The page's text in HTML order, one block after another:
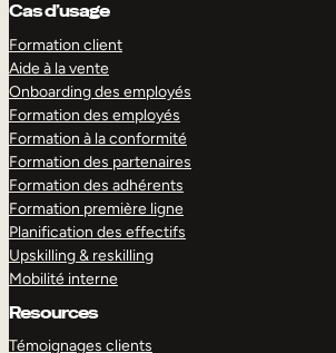
Cas d’usage
Formation client
Aide à la vente
Onboarding des employés
Formation des employés
Formation à la conformité
Formation des partenaires
Formation des adhérents
Formation première ligne
Planification des effectifs
Upskilling & reskilling
Mobilité interne
Resources
Témoignages clients